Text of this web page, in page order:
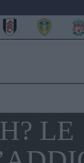
LE